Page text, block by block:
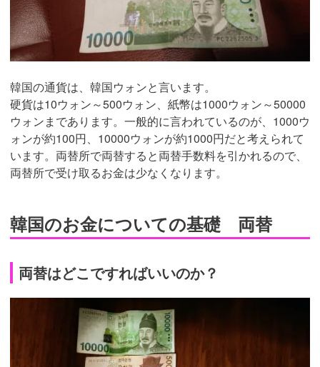
韓国の通貨は、韓国ウォンと言います。
硬貨は10ウォン～500ウォン、紙幣は1000ウォン～50000
ウォンまであります。一般的に言われているのが、1000ウ
ォンが約100円、10000ウォンが約1000円だと考えられて
います。両替所で両替すると両替手数料を引かれるので、
両替所で受け取るお金は少なくなります。
韓国のお金についての基礎 両替
両替はどこですればいいのか？